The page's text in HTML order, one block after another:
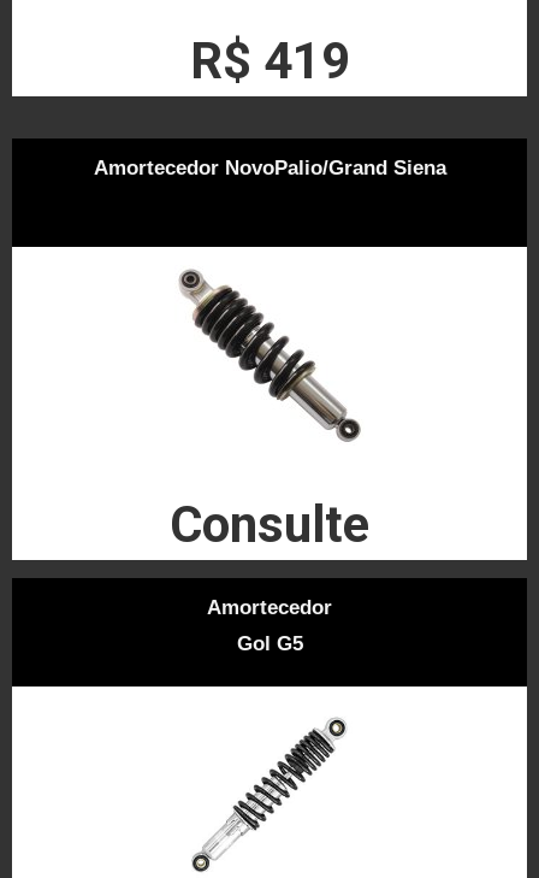
R$ 419
Amortecedor NovoPalio/Grand Siena
Consulte
Amortecedor
Gol G5